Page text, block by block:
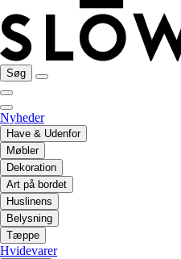
Søg
Nyheder
Have & Udenfor
Møbler
Dekoration
Art på bordet
Huslinens
Belysning
Tæppe
Hvidevarer